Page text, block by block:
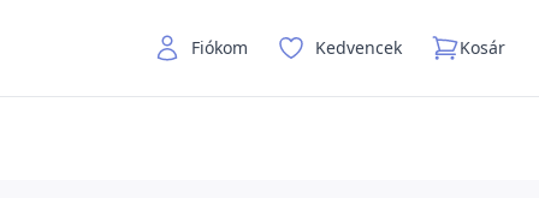
Fiókom Kedvencek Kosár